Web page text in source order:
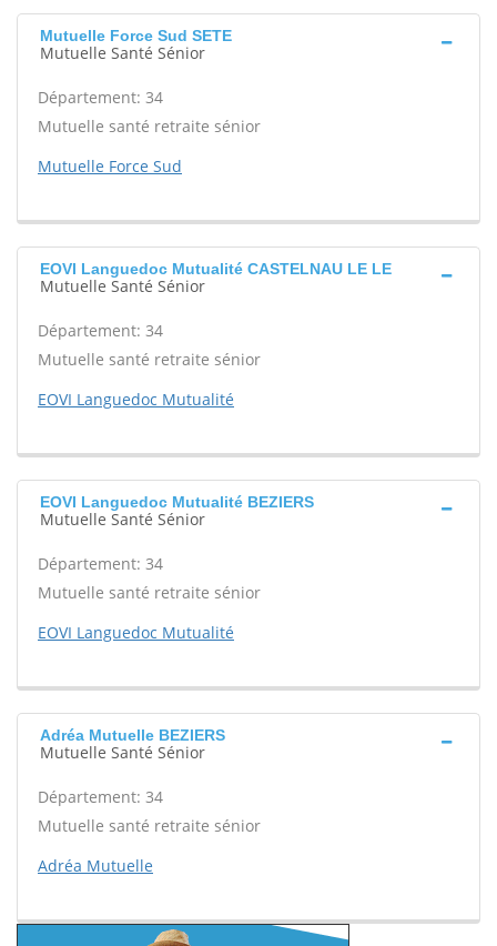
Mutuelle Force Sud SETE
Mutuelle Santé Sénior
Département: 34
Mutuelle santé retraite sénior
Mutuelle Force Sud
EOVI Languedoc Mutualité CASTELNAU LE LE
Mutuelle Santé Sénior
Département: 34
Mutuelle santé retraite sénior
EOVI Languedoc Mutualité
EOVI Languedoc Mutualité BEZIERS
Mutuelle Santé Sénior
Département: 34
Mutuelle santé retraite sénior
EOVI Languedoc Mutualité
Adréa Mutuelle BEZIERS
Mutuelle Santé Sénior
Département: 34
Mutuelle santé retraite sénior
Adréa Mutuelle